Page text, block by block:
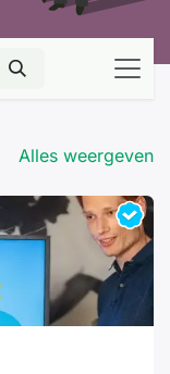
Alles weergeven